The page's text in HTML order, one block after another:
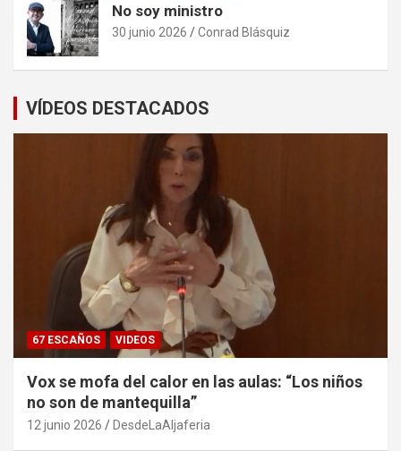
No soy ministro
30 junio 2026 Conrad Blásquiz
VÍDEOS DESTACADOS
67 ESCAÑOS VIDEOS
Vox se mofa del calor en las aulas: “Los niños
no son de mantequilla”
12 junio 2026 DesdeLaAljaferia